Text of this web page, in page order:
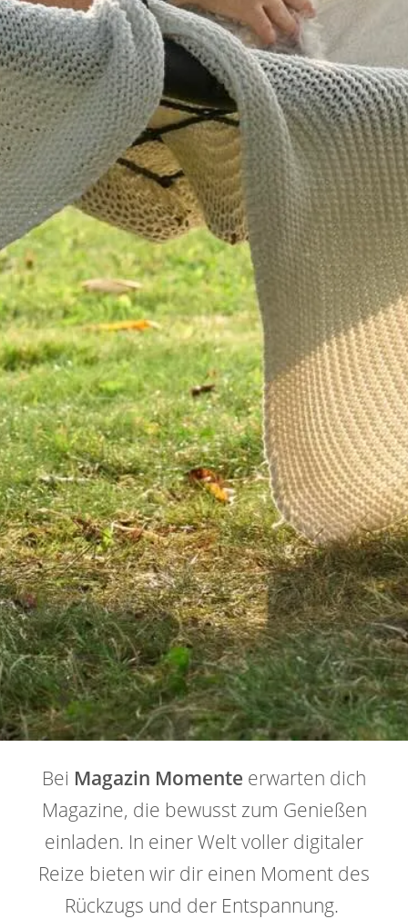
Bei Magazin Momente erwarten dich
Magazine, die bewusst zum Genießen
einladen. In einer Welt voller digitaler
Reize bieten wir dir einen Moment des
Rückzugs und der Entspannung.